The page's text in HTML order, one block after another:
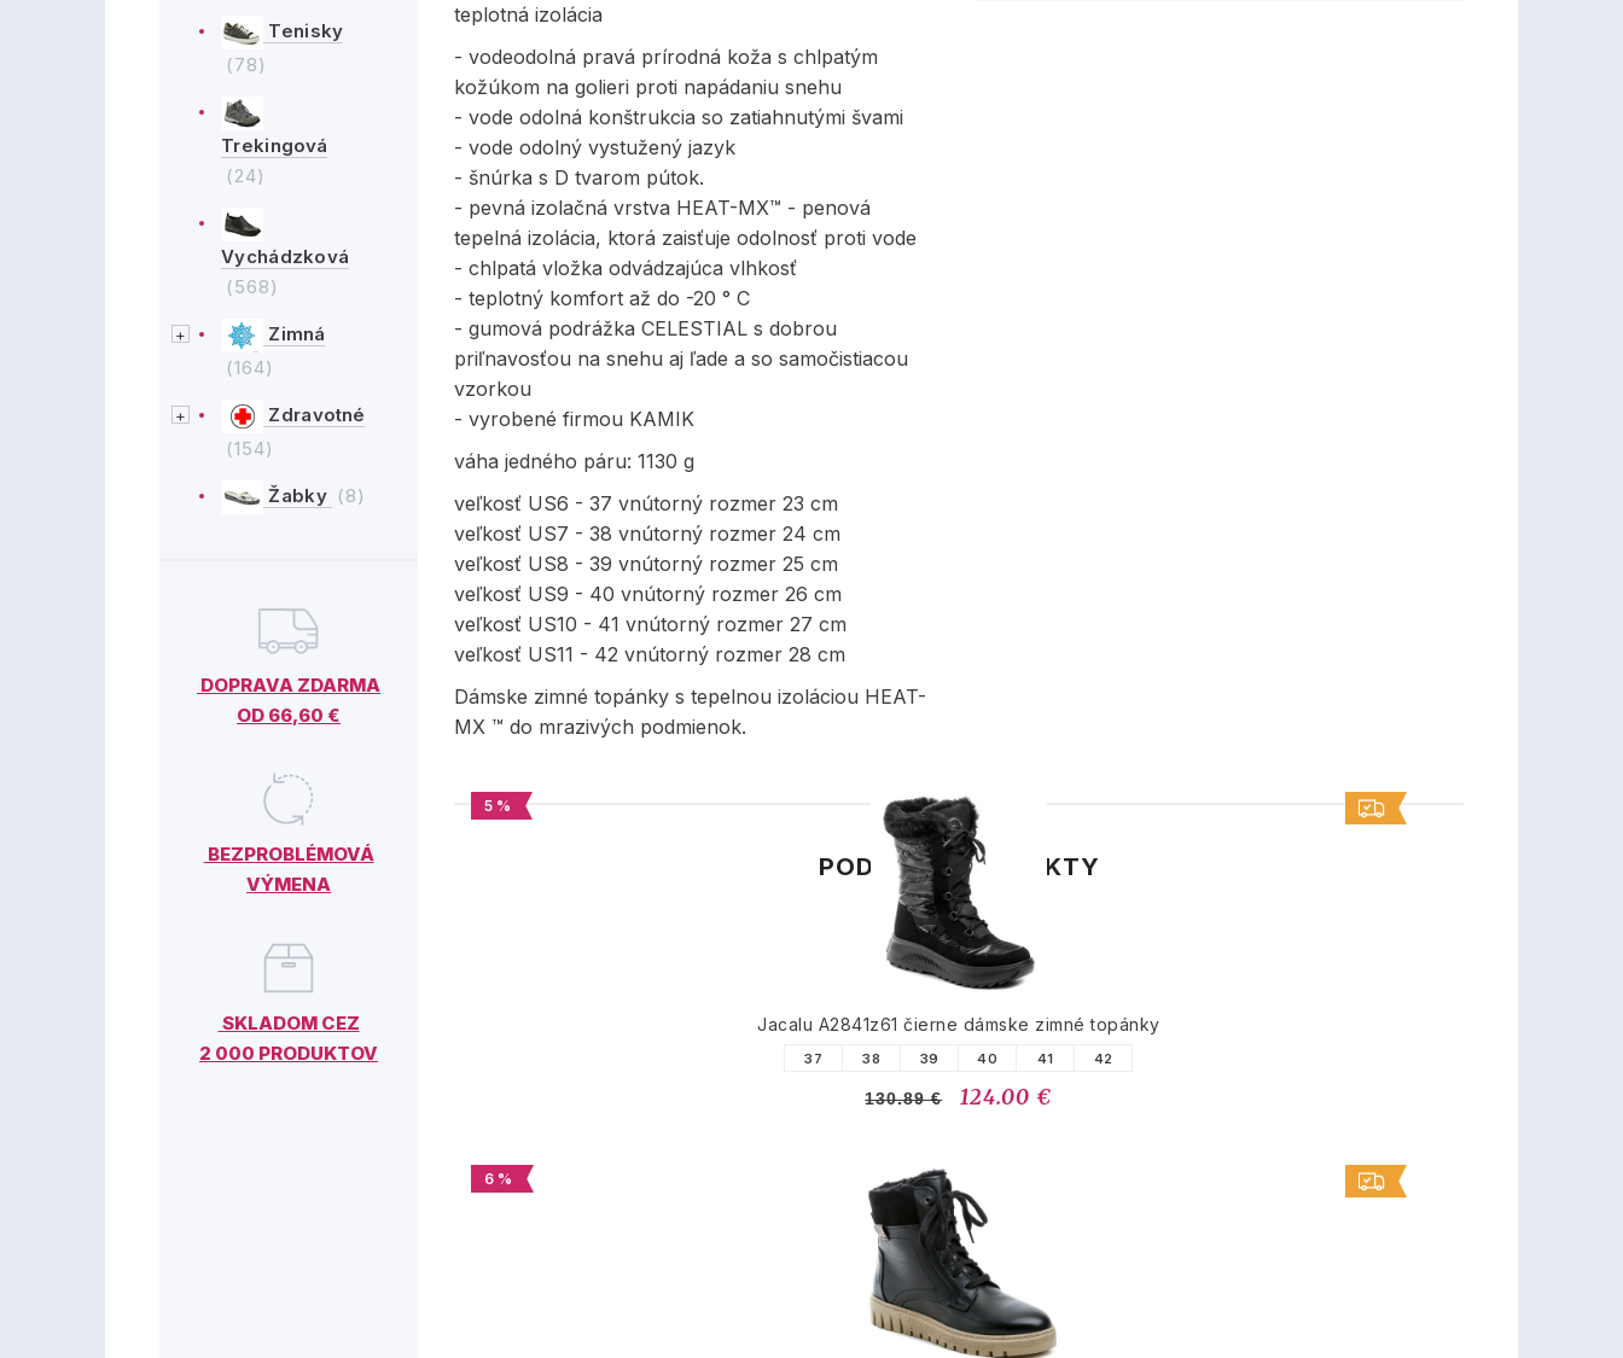
Tenisky
(78)
Trekingová
(24)
Vychádzková
(568)
Zimná
(164)
Zdravotné
(154)
Žabky (8)
DOPRAVA ZDARMA
OD 66,60 €
BEZPROBLÉMOVÁ
VÝMENA
SKLADOM CEZ
2 000 PRODUKTOV
teplotná izolácia
- vodeodolná pravá prírodná koža s chlpatým
kožúkom na golieri proti napádaniu snehu
- vode odolná konštrukcia so zatiahnutými švami
- vode odolný vystužený jazyk
- šnúrka s D tvarom pútok.
- pevná izolačná vrstva HEAT-MX™ - penová
tepelná izolácia, ktorá zaisťuje odolnosť proti vode
- chlpatá vložka odvádzajúca vlhkosť
- teplotný komfort až do -20 ° C
- gumová podrážka CELESTIAL s dobrou
priľnavosťou na snehu aj ľade a so samočistiacou
vzorkou
- vyrobené firmou KAMIK
váha jedného páru: 1130 g
veľkosť US6 - 37 vnútorný rozmer 23 cm
veľkosť US7 - 38 vnútorný rozmer 24 cm
veľkosť US8 - 39 vnútorný rozmer 25 cm
veľkosť US9 - 40 vnútorný rozmer 26 cm
veľkosť US10 - 41 vnútorný rozmer 27 cm
veľkosť US11 - 42 vnútorný rozmer 28 cm
Dámske zimné topánky s tepelnou izoláciou HEAT-
MX ™ do mrazivých podmienok.
PODOBNÉ PRODUKTY
5 %
Jacalu A2841z61 čierne dámske zimné topánky
37 38 39 40 41 42
130.89 € 124.00 €
6 %